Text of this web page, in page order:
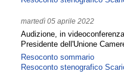
martedì 05 aprile 2022
Audizione, in
Presidente dell'Unione
Resoconto sommario
Resoconto stenografico